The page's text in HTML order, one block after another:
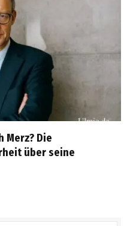
Merz? Die
über seine